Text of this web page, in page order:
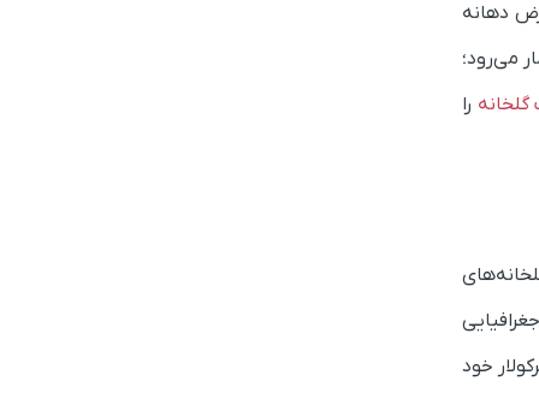
ارتفاع این فضا بین ۳ تا ۴ متر بوده و عرض دهانه
می‌رود‌؛
را
خود